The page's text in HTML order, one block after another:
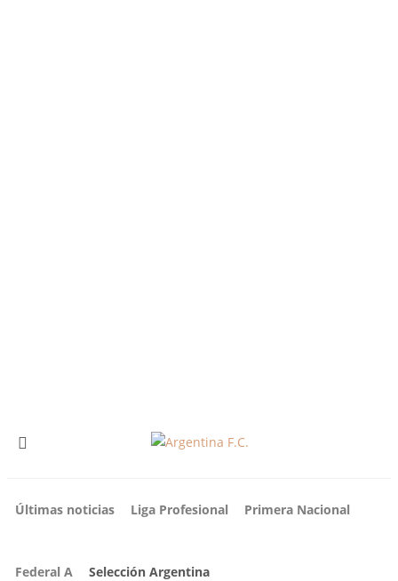
Últimas noticias Liga Profesional Primera Nacional
Federal A Selección Argentina